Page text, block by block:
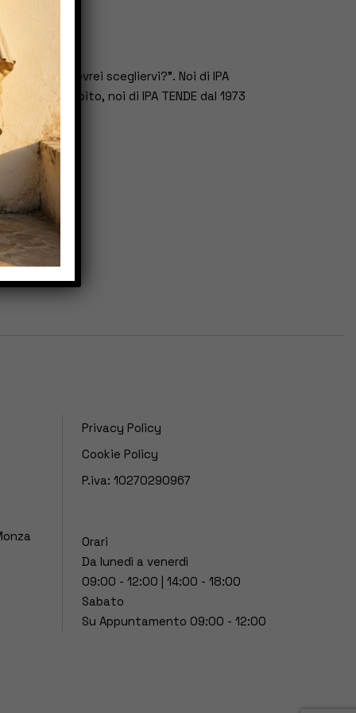
“perché dovrei scegliervi?”. Noi di IPA
ben capito, noi di IPA TENDE dal 1973
Privacy Policy
Cookie Policy
P.iva: 10270290967
Orari
Da lunedì a venerdì
09:00 - 12:00 | 14:00 - 18:00
Sabato
Su Appuntamento 09:00 - 12:00